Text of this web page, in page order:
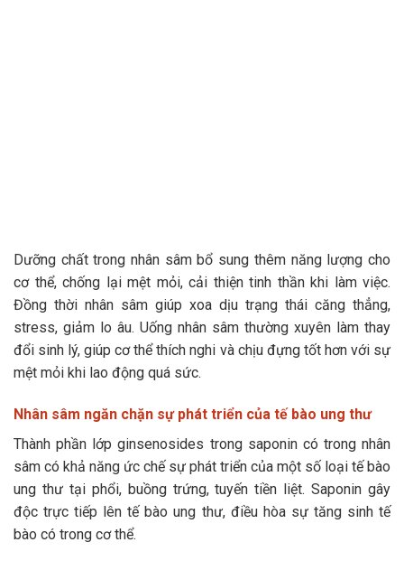
Dưỡng chất trong nhân sâm bổ sung thêm năng lượng cho
cơ thể, chống lại mệt mỏi, cải thiện tinh thần khi làm việc.
Đồng thời nhân sâm giúp xoa dịu trạng thái căng thẳng,
stress, giảm lo âu. Uống nhân sâm thường xuyên làm thay
đổi sinh lý, giúp cơ thể thích nghi và chịu đựng tốt hơn với sự
mệt mỏi khi lao động quá sức.
Nhân sâm ngăn chặn sự phát triển của tế bào ung thư
Thành phần lớp ginsenosides trong saponin có trong nhân
sâm có khả năng ức chế sự phát triển của một số loại tế bào
ung thư tại phổi, buồng trứng, tuyến tiền liệt. Saponin gây
độc trực tiếp lên tế bào ung thư, điều hòa sự tăng sinh tế
bào có trong cơ thể.